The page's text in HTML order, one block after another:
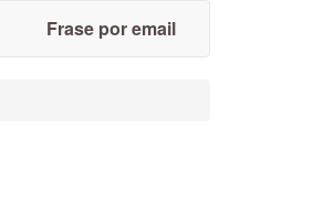
Frase por email